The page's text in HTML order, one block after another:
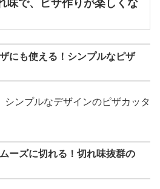
味で、ピザ作りが楽しくな
にも使える！シンプルなピザ
シンプルなデザインのピザカッタ
ーズに切れる！切れ味抜群の